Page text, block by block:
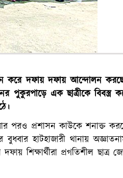
বর্জন করে দফায় দফায় আন্দোলন
পুকুরপাড়ে এক ছাত্রীকে বিবস্ত্র
পরও প্রশাসন কাউকে শনাক্ত
হাটহাজারী থানায়
শিক্ষার্থীরা প্রগতিশীল ছাত্র